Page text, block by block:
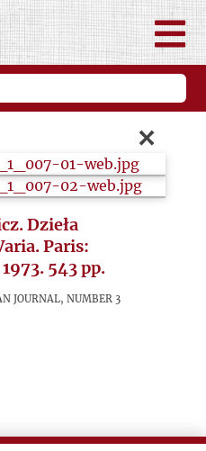
×
Dzieła
Paris:
543 pp.
Journal, number 3
„Dzieł zebranych”